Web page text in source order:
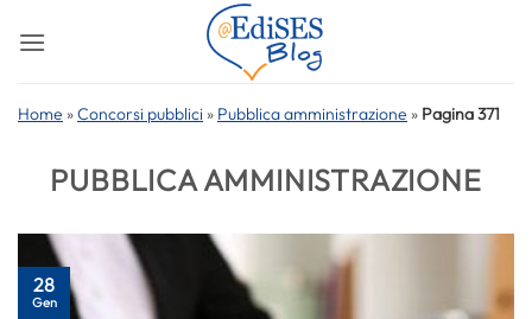
Home »Concorsi pubblici » Pubblica amministrazione » Pagina 371
PUBBLICA AMMINISTRAZIONE
28
Gen